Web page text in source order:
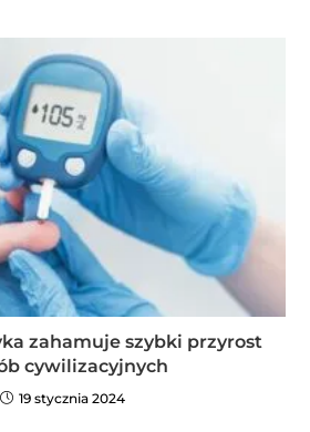
zahamuje szybki przyrost
cywilizacyjnych
19 stycznia 2024